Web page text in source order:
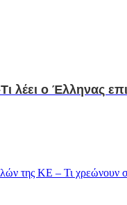
λέει ο Έλληνας
της ΚΕ – Τι χρεώνουν